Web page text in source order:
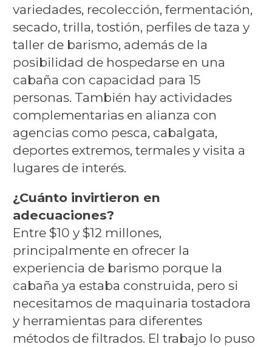
variedades, recolección, fermentación,
secado, trilla, tostión, perfiles de taza y
taller de barismo, además de la
posibilidad de hospedarse en una
cabaña con capacidad para 15
personas. También hay actividades
complementarias en alianza con
agencias como pesca, cabalgata,
deportes extremos, termales y visita a
lugares de interés.
¿Cuánto invirtieron en
adecuaciones?
Entre $10 y $12 millones,
principalmente en ofrecer la
experiencia de barismo porque la
cabaña ya estaba construida, pero si
necesitamos de maquinaria tostadora
y herramientas para diferentes
métodos de filtrados. El trabajo lo puso